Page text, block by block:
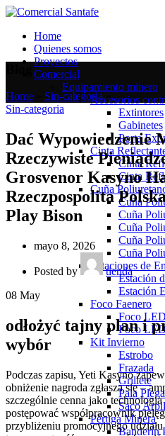
Home
Quienes somos
Proyectos
Comercial
Equipamiento minero
Accesorios
Extintores
Gabinetes
Porta
Cinta
Cinta
Cinta
Cuña
Cuña
Cuña
Cuña
Cuña
Cuña
Estaciones de
Estación
Estación
Foco Faenero
Foco
Foco
Kit Invierno
Estrobo
Frazada
Grillete
Pala
Saco
Pértiga Minera
Banderín
Home Sin-categoria»
Sin-categoria
Dać Wypowiedzenie
Rzeczywiste
Grosvenor Kasyno
Rzeczpospolita
Play Bison
mayo 8, 2026
Posted by
tienda
08 May
odłożyć tajny plan i
wybór
Podczas zapisu, Yeti Kasyno
obniżenie nagroda zgłasza się –
szczególnie cenna jako
postępować współpracownik
przybliżeniu promocyjnego